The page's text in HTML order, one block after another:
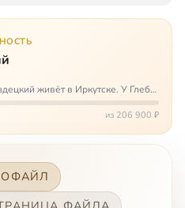
живёт в Иркутске. У Глеба
в младенчестве менингита,
эпилепсией, с которой
из 206 900 ₽